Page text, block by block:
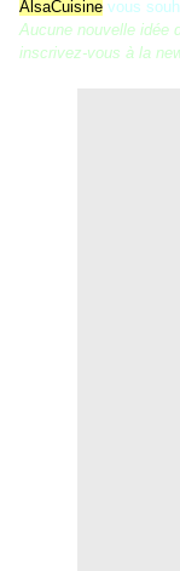
AlsaCuisine vous
Aucune nouvelle idée
inscrivez-vous à la